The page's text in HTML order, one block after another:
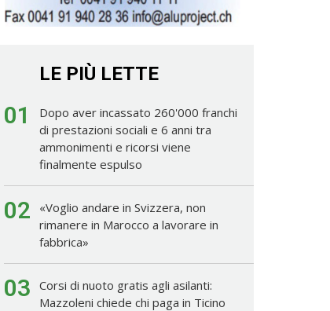
LE PIÙ LETTE
01
Dopo aver incassato 260'000 franchi
di prestazioni sociali e 6 anni tra
ammonimenti e ricorsi viene
finalmente espulso
02
«Voglio andare in Svizzera, non
rimanere in Marocco a lavorare in
fabbrica»
03 Corsi di nuoto gratis agli asilanti:
Mazzoleni chiede chi paga in Ticino